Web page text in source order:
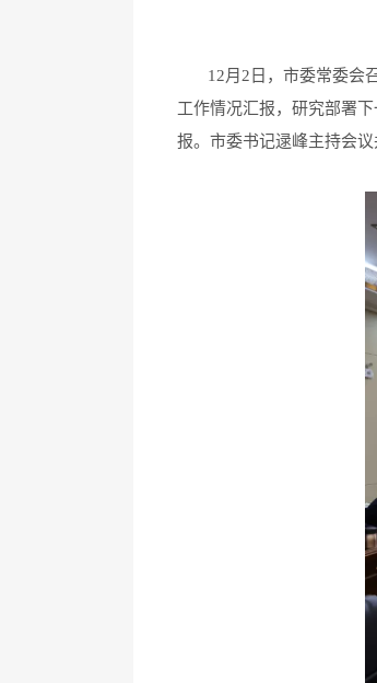
12月2日，市委常委会召
工作情况汇报，研究部署
报。市委书记逯峰主持会议